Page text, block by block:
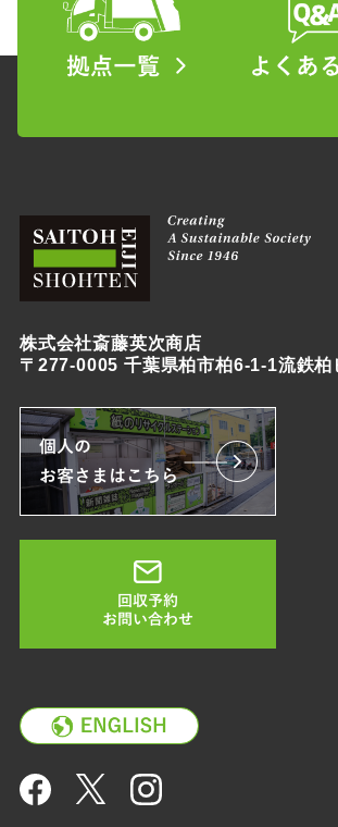
株式会社斎藤英次商店
〒277-0005 千葉県柏市柏6-1-1流鉄柏